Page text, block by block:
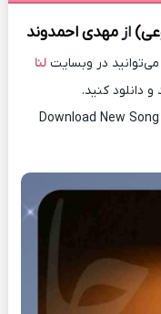
ازمهدی احمدوند
در وبسایت لنا
دانلود کنید.
Download New Song